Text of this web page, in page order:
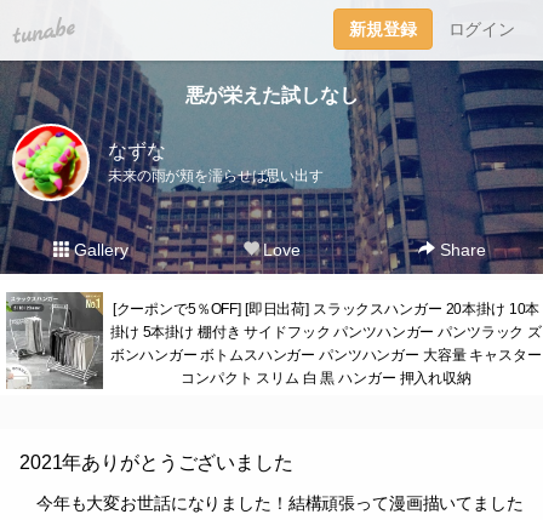
tuna.be 新規登録 ログイン
悪が栄えた試しなし
なずな
未来の雨が頬を濡らせば思い出す
Gallery Love Share
[クーポンで5％OFF] [即日出荷] スラックスハンガー 20本掛け 10本
掛け 5本掛け 棚付き サイドフック パンツハンガー パンツラック ズ
ボンハンガー ボトムスハンガー パンツハンガー 大容量 キャスター
コンパクト スリム 白 黒 ハンガー 押入れ収納
2021年ありがとうございました
今年も大変お世話になりました！結構頑張って漫画描いてました